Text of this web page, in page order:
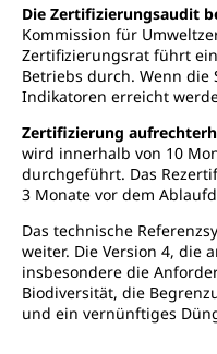
Die Zertifizierungsaudit
Kommission für
Zertifizierungsrat führt
Betriebs durch. Wenn
Indikatoren erreicht
Zertifizierung
wird innerhalb von 10
durchgeführt. Das
3 Monate vor dem
Das technische
weiter. Die Version 4, die
insbesondere die
Biodiversität, die
und ein vernünftiges